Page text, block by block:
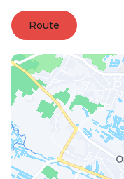
Route